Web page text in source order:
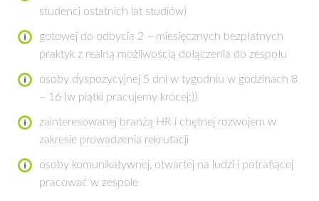
studenci ostatnich lat studiów)
gotowej do odbycia 2 – miesięcznych bezpłatnych
praktyk z realną możliwością dołączenia do zespołu
osoby dyspozycyjnej 5 dni w tygodniu w godzinach 8
– 16 (w piątki pracujemy krócej:))
zainteresowanej branżą HR i chętnej rozwojem w
zakresie prowadzenia rekrutacji
osoby komunikatywnej, otwartej na ludzi i potrafiącej
pracować w zespole